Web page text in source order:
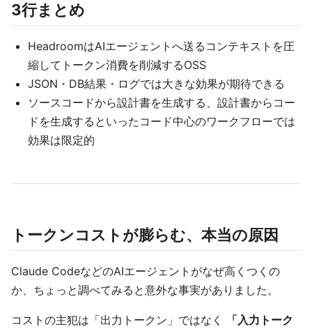
3行まとめ
HeadroomはAIエージェントへ送るコンテキストを圧
縮してトークン消費を削減するOSS
JSON・DB結果・ログでは大きな効果が期待できる
ソースコードから設計書を生成する、設計書からコー
ドを生成するといったコード中心のワークフローでは
効果は限定的
トークンコストが膨らむ、本当の原因
Claude CodeなどのAIエージェントがなぜ高くつくの
か、ちょっと調べてみると意外な事実がありました。
コストの主犯は「出力トークン」ではなく
「入力トーク